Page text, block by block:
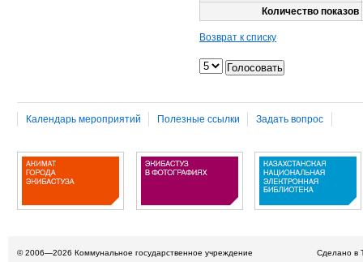
Количество показов
Возврат к списку
Календарь мероприятий Полезные ссылки Задать вопрос
© 2006—2026 Коммунальное государственное учреждение
Сделано в